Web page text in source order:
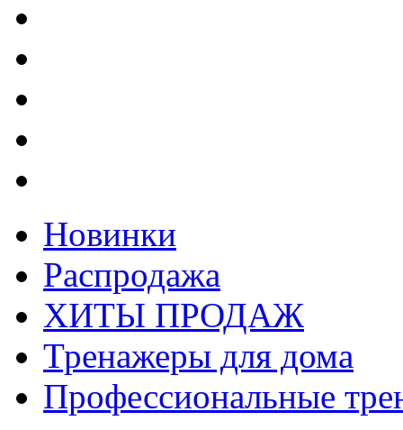
Новинки
Распродажа
ХИТЫ ПРОДАЖ
Тренажеры для дома
Профессиональные